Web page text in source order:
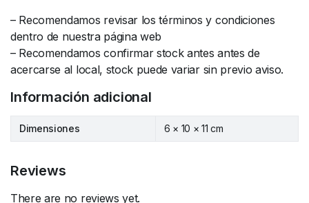
– Recomendamos revisar los términos y condiciones
dentro de nuestra página web
– Recomendamos confirmar stock antes antes de
acercarse al local, stock puede variar sin previo aviso.
Información adicional
Dimensiones 6 × 10 × 11 cm
Reviews
There are no reviews yet.